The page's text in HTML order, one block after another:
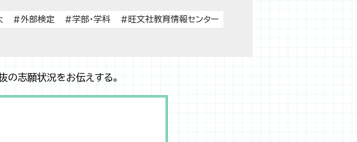
#外部検定 #学部・学科
#旺文社教育情報センター
志願状況をお伝えする。